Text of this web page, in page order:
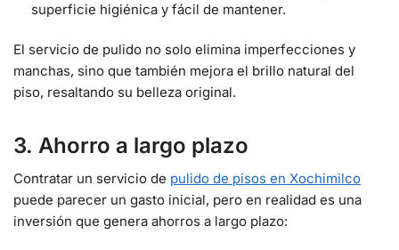
superficie higiénica y fácil de mantener.
El servicio de pulido no solo elimina imperfecciones y
manchas, sino que también mejora el brillo natural del
piso, resaltando su belleza original.
3. Ahorro a largo plazo
Contratar un servicio de pulido de pisos en Xochimilco
puede parecer un gasto inicial, pero en realidad es una
inversión que genera ahorros a largo plazo: